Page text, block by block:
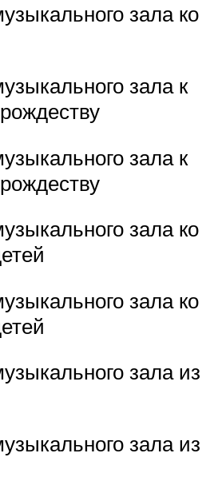
зала ко
зала к
зала к
зала ко
зала ко
зала из
зала из